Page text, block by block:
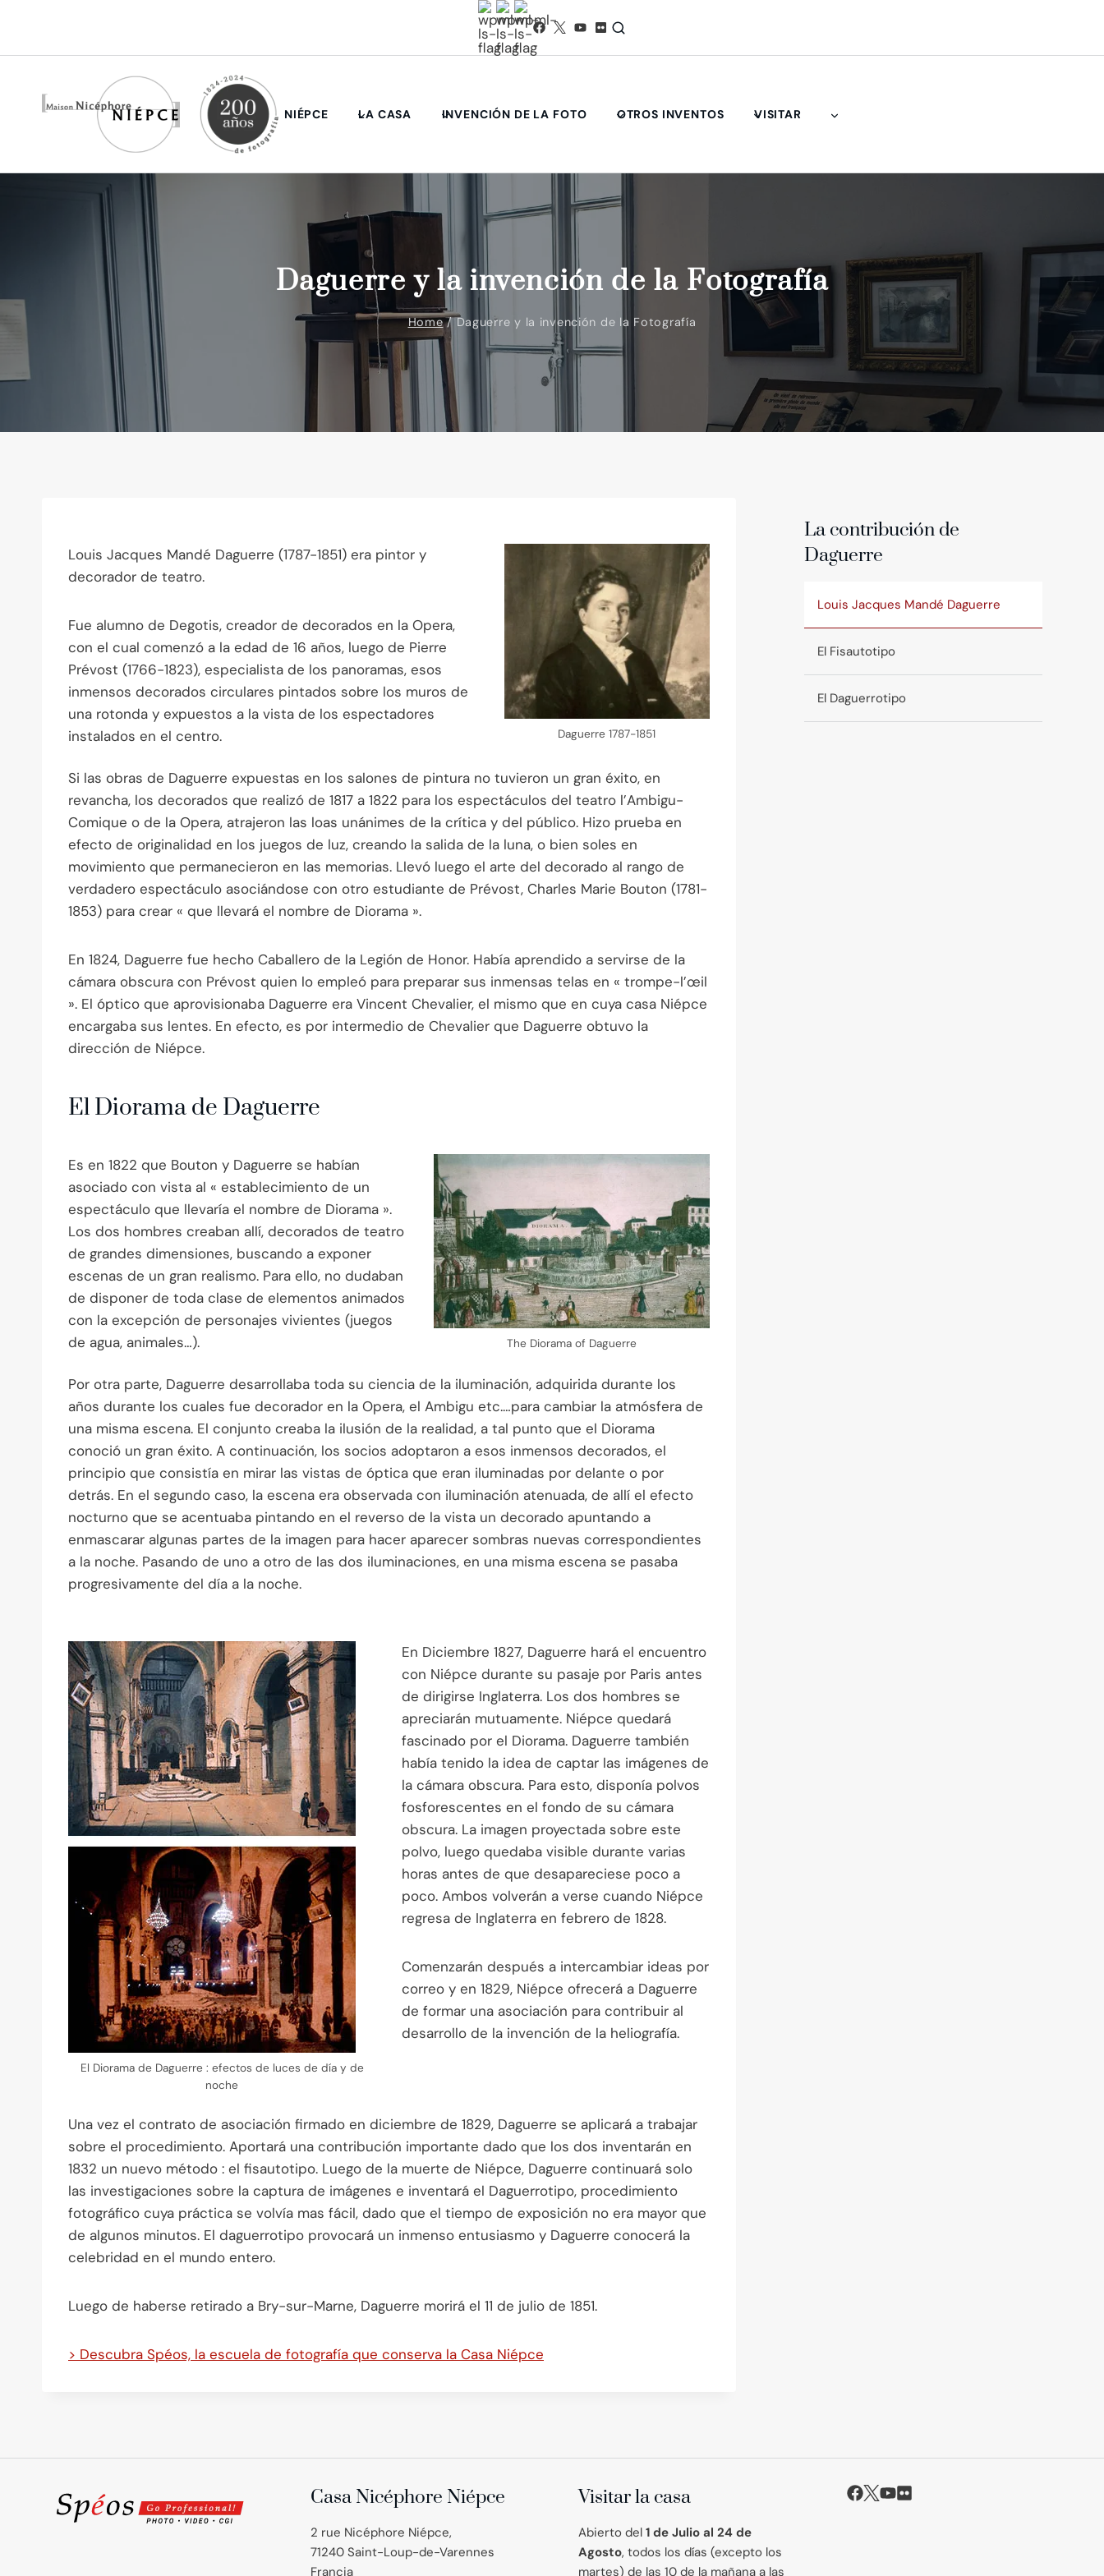
contenido
NIÉPCE LA CASA INVENCIÓN DE LA FOTO OTROS INVENTOS VISITAR
Daguerre y la invención de la Fotografía
Home/Daguerre y la invención de la Fotografía
Louis Jacques Mandé Daguerre (1787-1851) era pintor y
decorador de teatro.
Fue alumno de Degotis, creador de decorados en la Opera,
con el cual comenzó a la edad de 16 años, luego de Pierre
Prévost (1766-1823), especialista de los panoramas, esos
inmensos decorados circulares pintados sobre los muros de
una rotonda y expuestos a la vista de los espectadores
instalados en el centro.
Daguerre 1787-1851
Si las obras de Daguerre expuestas en los salones de pintura no tuvieron un gran éxito, en
revancha, los decorados que realizó de 1817 a 1822 para los espectáculos del teatro l’Ambigu-
Comique o de la Opera, atrajeron las loas unánimes de la crítica y del público. Hizo prueba en
efecto de originalidad en los juegos de luz, creando la salida de la luna, o bien soles en
movimiento que permanecieron en las memorias. Llevó luego el arte del decorado al rango de
verdadero espectáculo asociándose con otro estudiante de Prévost, Charles Marie Bouton (1781-
1853) para crear « que llevará el nombre de Diorama ».
En 1824, Daguerre fue hecho Caballero de la Legión de Honor. Había aprendido a servirse de la
cámara obscura con Prévost quien lo empleó para preparar sus inmensas telas en « trompe-l’œil
». El óptico que aprovisionaba Daguerre era Vincent Chevalier, el mismo que en cuya casa Niépce
encargaba sus lentes. En efecto, es por intermedio de Chevalier que Daguerre obtuvo la
dirección de Niépce.
El Diorama de Daguerre
Es en 1822 que Bouton y Daguerre se habían
asociado con vista al « establecimiento de un
espectáculo que llevaría el nombre de Diorama ».
Los dos hombres creaban allí, decorados de teatro
de grandes dimensiones, buscando a exponer
escenas de un gran realismo. Para ello, no dudaban
de disponer de toda clase de elementos animados
con la excepción de personajes vivientes (juegos
de agua, animales…).
The Diorama of Daguerre
Por otra parte, Daguerre desarrollaba toda su ciencia de la iluminación, adquirida durante los
años durante los cuales fue decorador en la Opera, el Ambigu etc.…para cambiar la atmósfera de
una misma escena. El conjunto creaba la ilusión de la realidad, a tal punto que el Diorama
conoció un gran éxito. A continuación, los socios adoptaron a esos inmensos decorados, el
principio que consistía en mirar las vistas de óptica que eran iluminadas por delante o por
detrás. En el segundo caso, la escena era observada con iluminación atenuada, de allí el efecto
nocturno que se acentuaba pintando en el reverso de la vista un decorado apuntando a
enmascarar algunas partes de la imagen para hacer aparecer sombras nuevas correspondientes
a la noche. Pasando de uno a otro de las dos iluminaciones, en una misma escena se pasaba
progresivamente del día a la noche.
El Diorama de Daguerre : efectos de luces de día y de
noche
En Diciembre 1827, Daguerre hará el encuentro
con Niépce durante su pasaje por Paris antes
de dirigirse Inglaterra. Los dos hombres se
apreciarán mutuamente. Niépce quedará
fascinado por el Diorama. Daguerre también
había tenido la idea de captar las imágenes de
la cámara obscura. Para esto, disponía polvos
fosforescentes en el fondo de su cámara
obscura. La imagen proyectada sobre este
polvo, luego quedaba visible durante varias
horas antes de que desapareciese poco a
poco. Ambos volverán a verse cuando Niépce
regresa de Inglaterra en febrero de 1828.
Comenzarán después a intercambiar ideas por
correo y en 1829, Niépce ofrecerá a Daguerre
de formar una asociación para contribuir al
desarrollo de la invención de la heliografía.
Una vez el contrato de asociación firmado en diciembre de 1829, Daguerre se aplicará a trabajar
sobre el procedimiento. Aportará una contribución importante dado que los dos inventarán en
1832 un nuevo método : el fisautotipo. Luego de la muerte de Niépce, Daguerre continuará solo
las investigaciones sobre la captura de imágenes e inventará el Daguerrotipo, procedimiento
fotográfico cuya práctica se volvía mas fácil, dado que el tiempo de exposición no era mayor que
de algunos minutos. El daguerrotipo provocará un inmenso entusiasmo y Daguerre conocerá la
celebridad en el mundo entero.
Luego de haberse retirado a Bry-sur-Marne, Daguerre morirá el 11 de julio de 1851.
> Descubra Spéos, la escuela de fotografía que conserva la Casa Niépce
La contribución de
Daguerre
Louis Jacques Mandé Daguerre
El Fisautotipo
El Daguerrotipo
Casa Nicéphore Niépce
2 rue Nicéphore Niépce,
71240 Saint-Loup-de-Varennes
Francia
Visitar la casa
Abierto del 1 de Julio al 24 de
Agosto, todos los días (excepto los
martes) de las 10 de la mañana a las